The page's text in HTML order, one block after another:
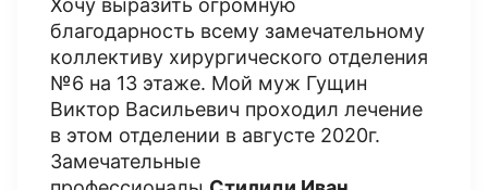
Хочу выразить огромную
благодарность всему замечательному
коллективу хирургического отделения
№6 на 13 этаже. Мой муж Гущин
Виктор Васильевич проходил лечение
в этом отделении в августе 2020г.
Замечательные